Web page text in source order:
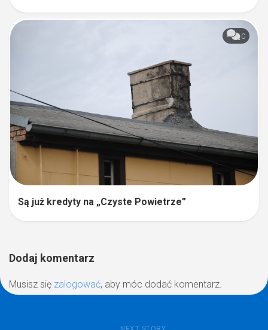
0
Są już kredyty na „Czyste Powietrze”
Dodaj komentarz
Musisz się zalogować, aby móc dodać komentarz.